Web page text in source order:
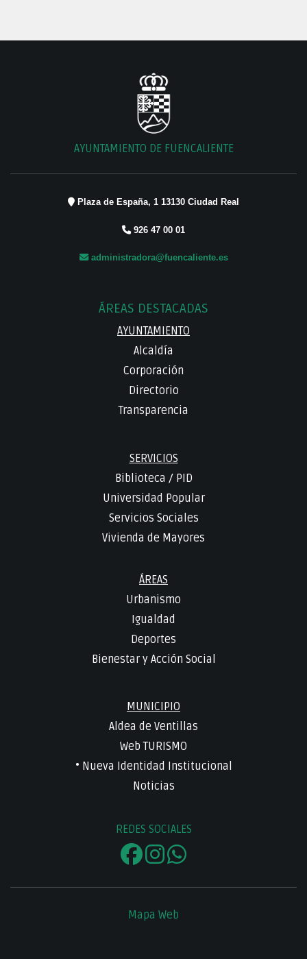
AYUNTAMIENTO DE FUENCALIENTE
Plaza de España, 1 13130 Ciudad Real
926 47 00 01
administradora@fuencaliente.es
ÁREAS DESTACADAS
AYUNTAMIENTO
Alcaldía
Corporación
Directorio
Transparencia
SERVICIOS
Biblioteca / PID
Universidad Popular
Servicios Sociales
Vivienda de Mayores
ÁREAS
Urbanismo
Igualdad
Deportes
Bienestar y Acción Social
MUNICIPIO
Aldea de Ventillas
Web TURISMO
• Nueva Identidad Institucional
Noticias
REDES SOCIALES
Mapa Web